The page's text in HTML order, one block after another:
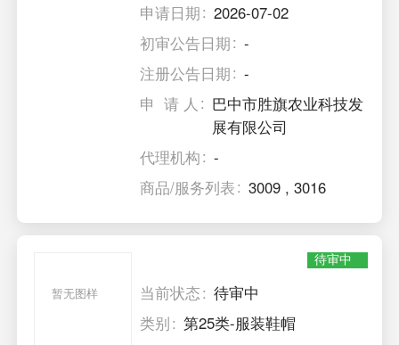
申请日期
2026-07-02
初审公告日期
-
注册公告日期
-
申 请 人
巴中市胜旗农业科技发
展有限公司
代理机构
-
商品/服务列表
3009 ,3016
暂无图样
待审中
当前状态
待审中
类别
第25类-服装鞋帽